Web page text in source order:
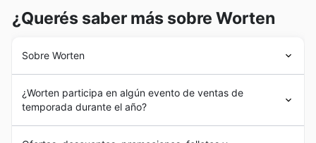
¿Querés saber más sobre Worten
Sobre Worten
de su primera tienda en Chaves, Portugal. La compañía
rápidamente experimentó un proceso de expansión y
fue enormemente aceptada en el mercado portugués.
En España,Worten desembarcó en 2008 luego de que
¿Worten participa en algún evento de ventas de
temporada durante el año?